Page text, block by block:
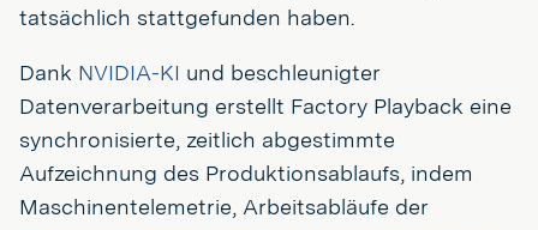
tatsächlich stattgefunden haben.
Dank NVIDIA-KI und beschleunigter
Datenverarbeitung erstellt Factory Playback eine
synchronisierte, zeitlich abgestimmte
Aufzeichnung des Produktionsablaufs, indem
Maschinentelemetrie, Arbeitsabläufe der